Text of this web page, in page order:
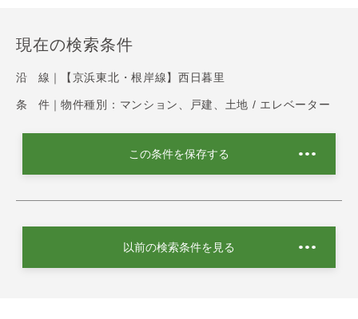
現在の検索条件
沿 線｜ 【京浜東北・根岸線】西日暮里
条 件｜ 物件種別：マンション、戸建、土地 / エレベーター
この条件を保存する
以前の検索条件を見る